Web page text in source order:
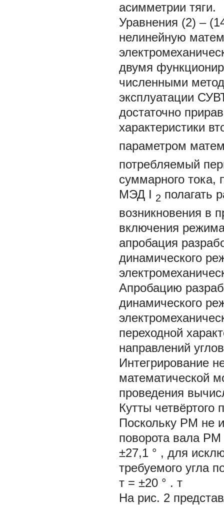
асимметрии тяги.
Уравнения (2) –
нелинейную
двумя
численными
эксплуатации
достаточно
характеристики
параметром
потребляемый
суммарного тока,
МЭД I 2 полагать
возникновения в
включения
апробация
динамического
Апробацию
динамического
переходной
направлений
Интегрирование
математической
проведения
Кутты
Поскольку РМ не
поворота вала РМ
±27,1 ° , для
требуемого угла
т = ±20 ° . т
На рис. 2